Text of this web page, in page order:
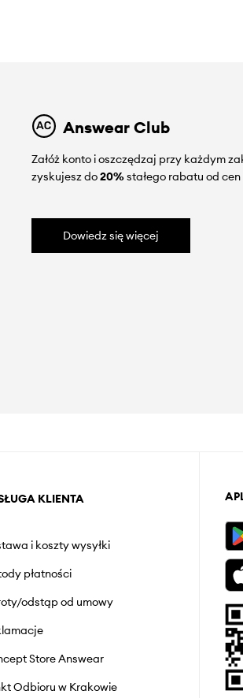
Answear Club
Załóż konto i oszczędzaj przy każdym
zyskujesz do20%stałego rabatu od
Dowiedz się więcej
KLIENTA
i koszty wysyłki
płatności
odstąp od umowy
Store Answear
Odbioru w Krakowie